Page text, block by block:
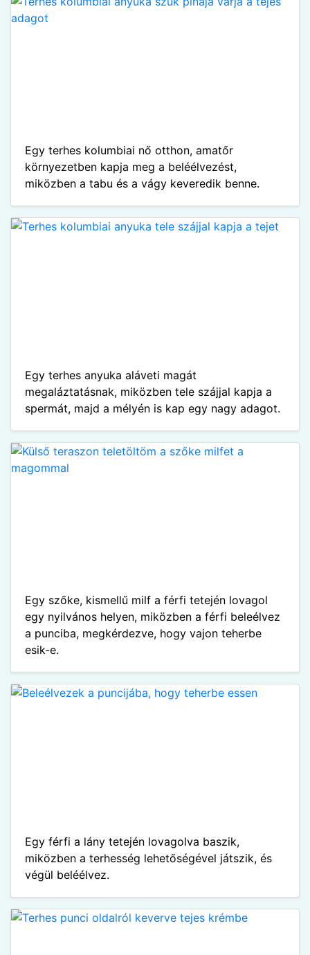
Egy terhes kolumbiai nő otthon, amatőr
környezetben kapja meg a beléélvezést,
miközben a tabu és a vágy keveredik benne.
Egy terhes anyuka aláveti magát
megaláztatásnak, miközben tele szájjal kapja a
spermát, majd a mélyén is kap egy nagy adagot.
Egy szőke, kismellű milf a férfi tetején lovagol
egy nyilvános helyen, miközben a férfi beleélvez
a punciba, megkérdezve, hogy vajon teherbe
esik-e.
Egy férfi a lány tetején lovagolva baszik,
miközben a terhesség lehetőségével játszik, és
végül beléélvez.